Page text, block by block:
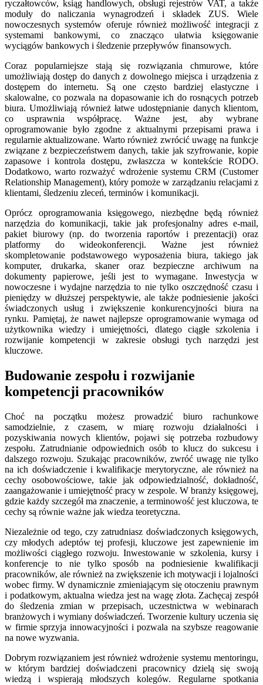
ryczałtowców, ksiąg handlowych, obsługi rejestrów VAT, a także
moduły do naliczania wynagrodzeń i składek ZUS. Wiele
nowoczesnych systemów oferuje również możliwość integracji z
systemami bankowymi, co znacząco ułatwia księgowanie
wyciągów bankowych i śledzenie przepływów finansowych.
Coraz popularniejsze stają się rozwiązania chmurowe, które
umożliwiają dostęp do danych z dowolnego miejsca i urządzenia z
dostępem do internetu. Są one często bardziej elastyczne i
skalowalne, co pozwala na dopasowanie ich do rosnących potrzeb
biura. Umożliwiają również łatwe udostępnianie danych klientom,
co usprawnia współpracę. Ważne jest, aby wybrane
oprogramowanie było zgodne z aktualnymi przepisami prawa i
regularnie aktualizowane. Warto również zwrócić uwagę na funkcje
związane z bezpieczeństwem danych, takie jak szyfrowanie, kopie
zapasowe i kontrola dostępu, zwłaszcza w kontekście RODO.
Dodatkowo, warto rozważyć wdrożenie systemu CRM (Customer
Relationship Management), który pomoże w zarządzaniu relacjami z
klientami, śledzeniu zleceń, terminów i komunikacji.
Oprócz oprogramowania księgowego, niezbędne będą również
narzędzia do komunikacji, takie jak profesjonalny adres e-mail,
pakiet biurowy (np. do tworzenia raportów i prezentacji) oraz
platformy do wideokonferencji. Ważne jest również
skompletowanie podstawowego wyposażenia biura, takiego jak
komputer, drukarka, skaner oraz bezpieczne archiwum na
dokumenty papierowe, jeśli jest to wymagane. Inwestycja w
nowoczesne i wydajne narzędzia to nie tylko oszczędność czasu i
pieniędzy w dłuższej perspektywie, ale także podniesienie jakości
świadczonych usług i zwiększenie konkurencyjności biura na
rynku. Pamiętaj, że nawet najlepsze oprogramowanie wymaga od
użytkownika wiedzy i umiejętności, dlatego ciągłe szkolenia i
rozwijanie kompetencji w zakresie obsługi tych narzędzi jest
kluczowe.
Budowanie zespołu i rozwijanie
kompetencji pracowników
Choć na początku możesz prowadzić biuro rachunkowe
samodzielnie, z czasem, w miarę rozwoju działalności i
pozyskiwania nowych klientów, pojawi się potrzeba rozbudowy
zespołu. Zatrudnianie odpowiednich osób to klucz do sukcesu i
dalszego rozwoju. Szukając pracowników, zwróć uwagę nie tylko
na ich doświadczenie i kwalifikacje merytoryczne, ale również na
cechy osobowościowe, takie jak odpowiedzialność, dokładność,
zaangażowanie i umiejętność pracy w zespole. W branży księgowej,
gdzie każdy szczegół ma znaczenie, a terminowość jest kluczowa, te
cechy są równie ważne jak wiedza teoretyczna.
Niezależnie od tego, czy zatrudniasz doświadczonych księgowych,
czy młodych adeptów tej profesji, kluczowe jest zapewnienie im
możliwości ciągłego rozwoju. Inwestowanie w szkolenia, kursy i
konferencje to nie tylko sposób na podniesienie kwalifikacji
pracowników, ale również na zwiększenie ich motywacji i lojalności
wobec firmy. W dynamicznie zmieniającym się otoczeniu prawnym
i podatkowym, aktualna wiedza jest na wagę złota. Zachęcaj zespół
do śledzenia zmian w przepisach, uczestnictwa w webinarach
branżowych i wymiany doświadczeń. Tworzenie kultury uczenia się
w firmie sprzyja innowacyjności i pozwala na szybsze reagowanie
na nowe wyzwania.
Dobrym rozwiązaniem jest również wdrożenie systemu mentoringu,
w którym bardziej doświadczeni pracownicy dzielą się swoją
wiedzą i wspierają młodszych kolegów. Regularne spotkania